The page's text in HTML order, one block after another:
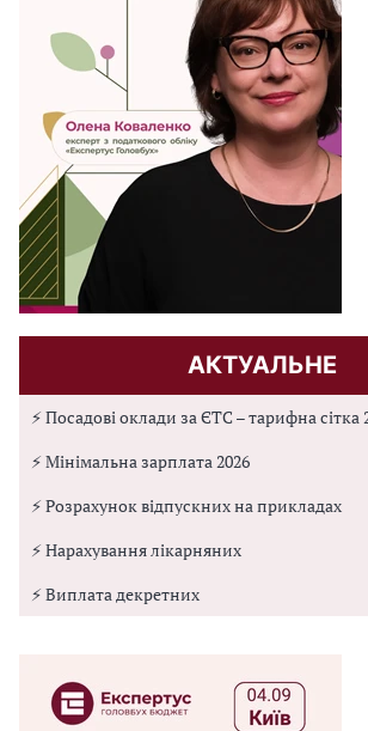
АКТУАЛЬНЕ
⚡ Посадові оклади за ЄТС – тарифна сітка
⚡ Мінімальна зарплата 2026
⚡ Розрахунок відпускних на прикладах
⚡ Нарахування лікарняних
⚡ Виплата декретних